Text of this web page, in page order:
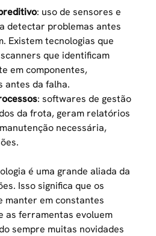
: uso de sensores e
detectar problemas antes
Existem tecnologias que
que identificam
em componentes,
antes da falha.
: softwares de gestão
da frota, geram relatórios
necessária,
é uma grande aliada da
Isso significa que os
manter em constantes
as ferramentas evoluem
sempre muitas novidades